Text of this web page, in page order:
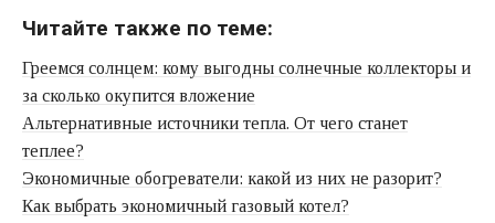
Читайте также по теме:
Греемся солнцем: кому выгодны солнечные коллекторы и
за сколько окупится вложение
Альтернативные источники тепла. От чего станет
теплее?
Экономичные обогреватели: какой из них не разорит?
Как выбрать экономичный газовый котел?